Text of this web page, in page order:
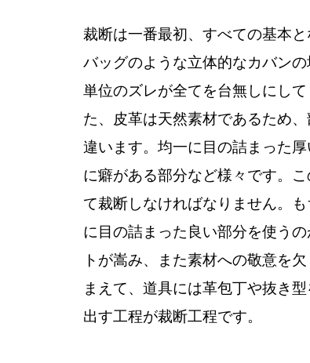
裁断は一番最初、すべての基本
バッグのような立体的なカバン
単位のズレが全てを台無しにし
た、皮革は天然素材であるため
違います。均一に目の詰まった
に癖がある部分など様々です。
て裁断しなければなりません。
に目の詰まった良い部分を使う
トが嵩み、また素材への敬意を
まえて、道具には革包丁や抜き
出す工程が裁断工程です。